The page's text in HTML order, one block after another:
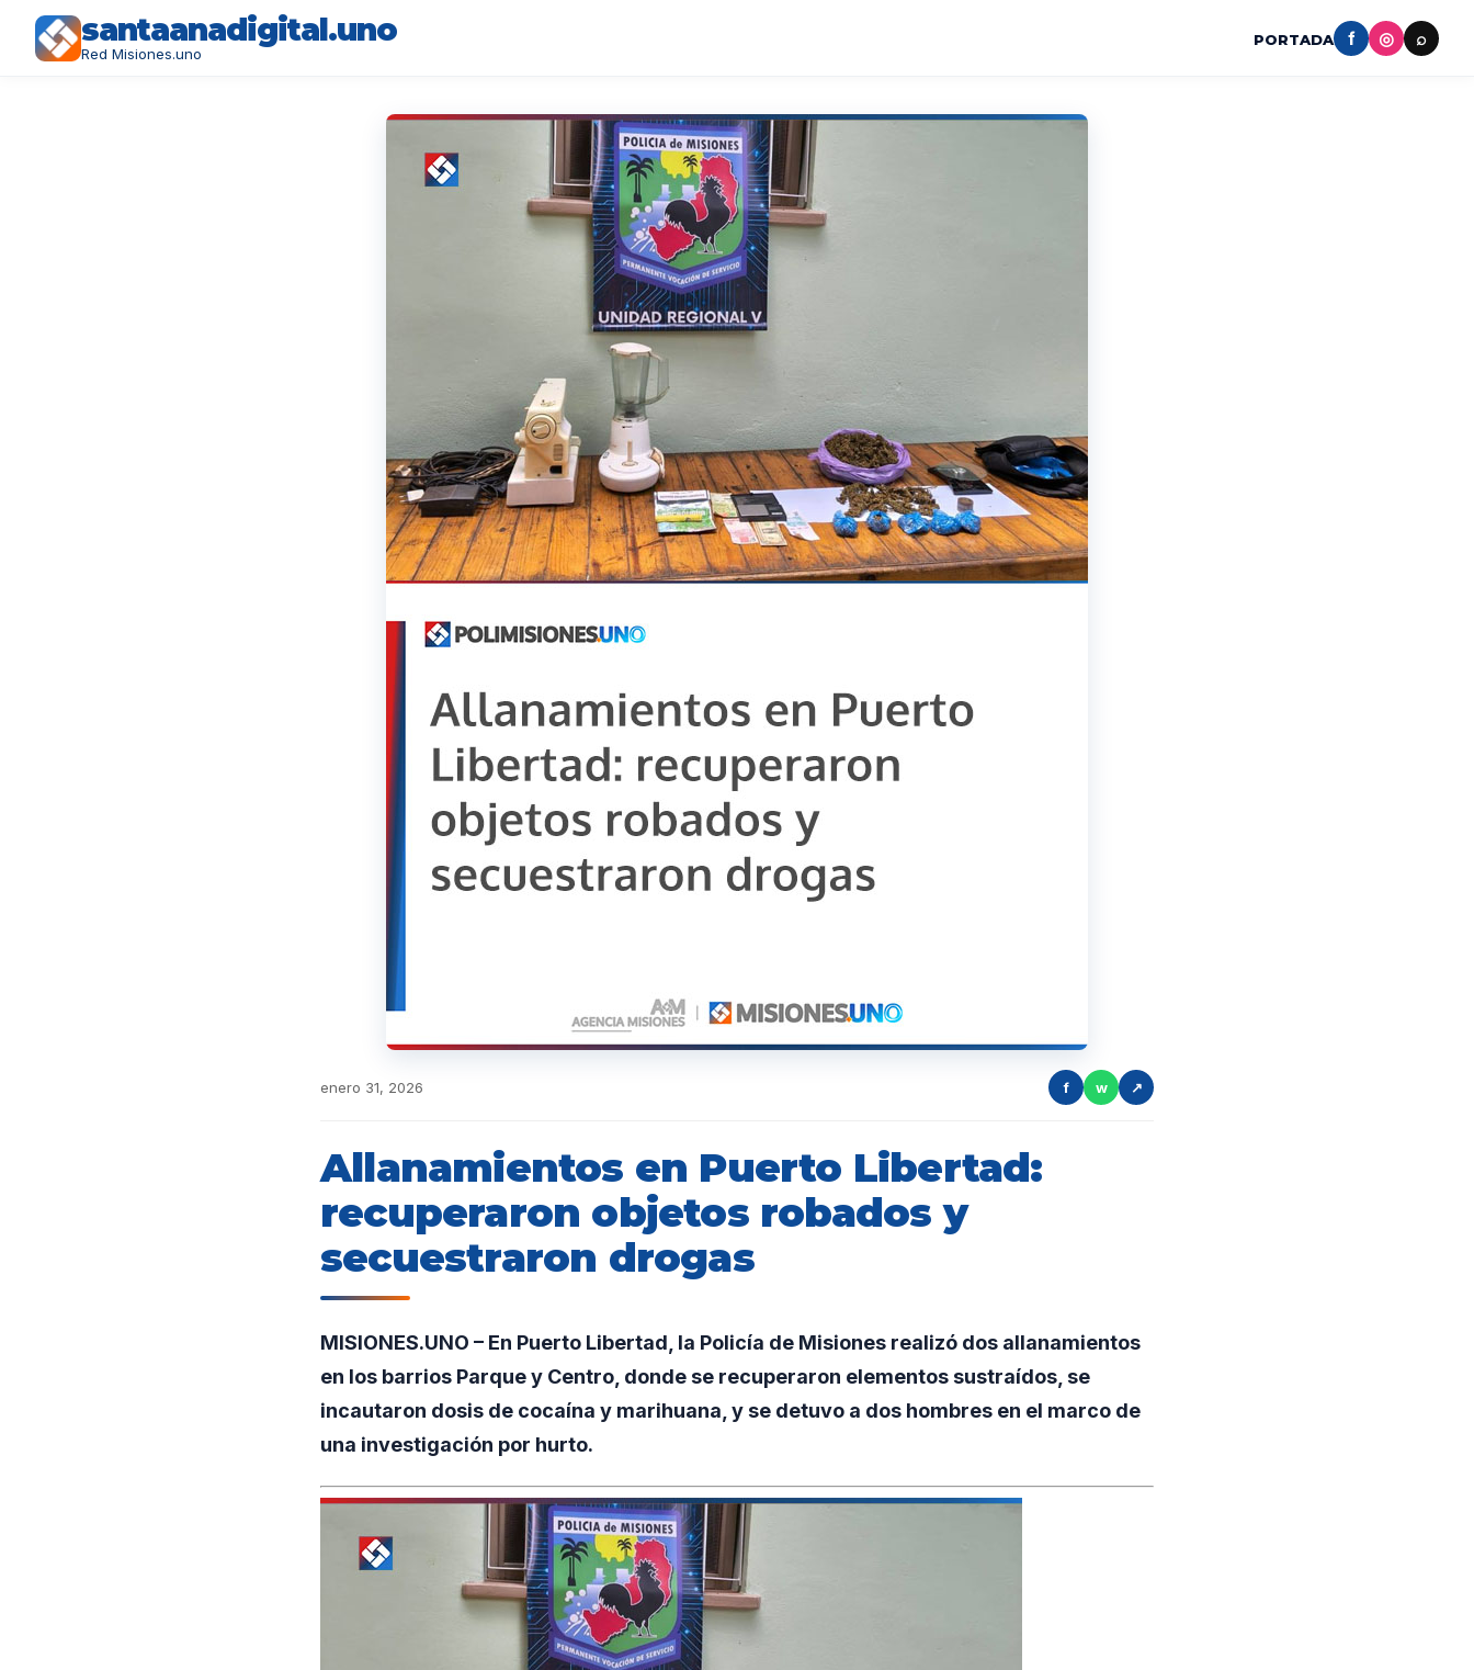
santaanadigital.uno
Red Misiones.uno
PORTADA f ◎ ⌕
enero 31, 2026 f w ↗
Allanamientos en Puerto Libertad:
recuperaron objetos robados y
secuestraron drogas
MISIONES.UNO – En Puerto Libertad, la Policía de Misiones realizó dos allanamientos
en los barrios Parque y Centro, donde se recuperaron elementos sustraídos, se
incautaron dosis de cocaína y marihuana, y se detuvo a dos hombres en el marco de
una investigación por hurto.